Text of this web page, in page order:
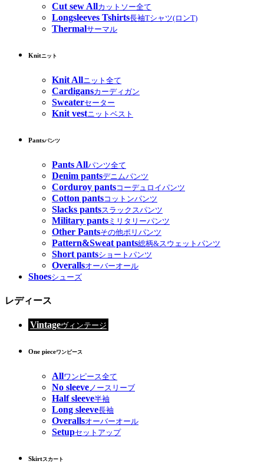
Cut sew Allカットソー全て
Longsleeves Tshirts長袖Tシャツ(ロンT)
Thermalサーマル
Knitニット
Knit Allニット全て
Cardigansカーディガン
Sweaterセーター
Knit vestニットベスト
Pantsパンツ
Pants Allパンツ全て
Denim pantsデニムパンツ
Corduroy pantsコーデュロイパンツ
Cotton pantsコットンパンツ
Slacks pantsスラックスパンツ
Military pants ミリタリーパンツ
Other Pantsその他ポリパンツ
Pattern&Sweat pants総柄&スウェットパンツ
Short pantsショートパンツ
Overallsオーバーオール
Shoesシューズ
レディース
Vintageヴィンテージ
One pieceワンピース
Allワンピース全て
No sleeveノースリーブ
Half sleeve半袖
Long sleeve長袖
Overallsオーバーオール
Setupセットアップ
Skirtスカート